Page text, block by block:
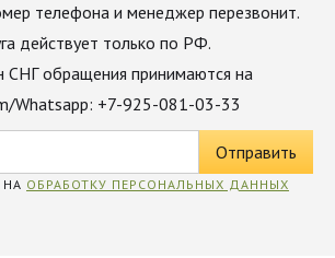
телефона и менеджер перезвонит.
действует только по РФ.
СНГ обращения принимаются на
Whatsapp: +7-925-081-03-33
НА ОБРАБОТКУ ПЕРСОНАЛЬНЫХ ДАННЫХ